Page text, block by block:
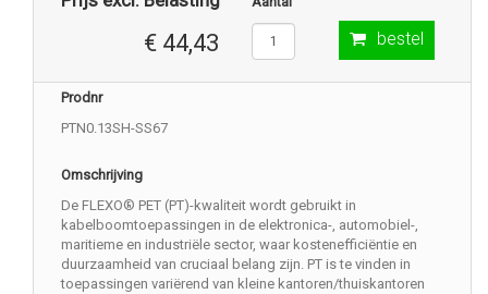
€ 44,43 bestel
Prodnr
PTN0.13SH-SS67
Omschrijving
De FLEXO® PET (PT)-kwaliteit wordt gebruikt in
kabelboomtoepassingen in de elektronica-, automobiel-,
maritieme en industriële sector, waar kostenefficiëntie en
duurzaamheid van cruciaal belang zijn. PT is te vinden in
toepassingen variërend van kleine kantoren/thuiskantoren